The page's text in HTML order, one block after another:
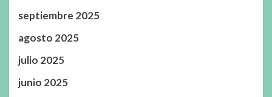
septiembre 2025
agosto 2025
julio 2025
junio 2025